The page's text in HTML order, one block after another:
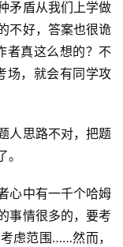
矛盾从我们上学做
不好，答案也很诡
者真这么想的？不
场，就会有同学攻
人思路不对，把题
心中有一千个哈姆
事情很多的，要考
虑范围……然而，